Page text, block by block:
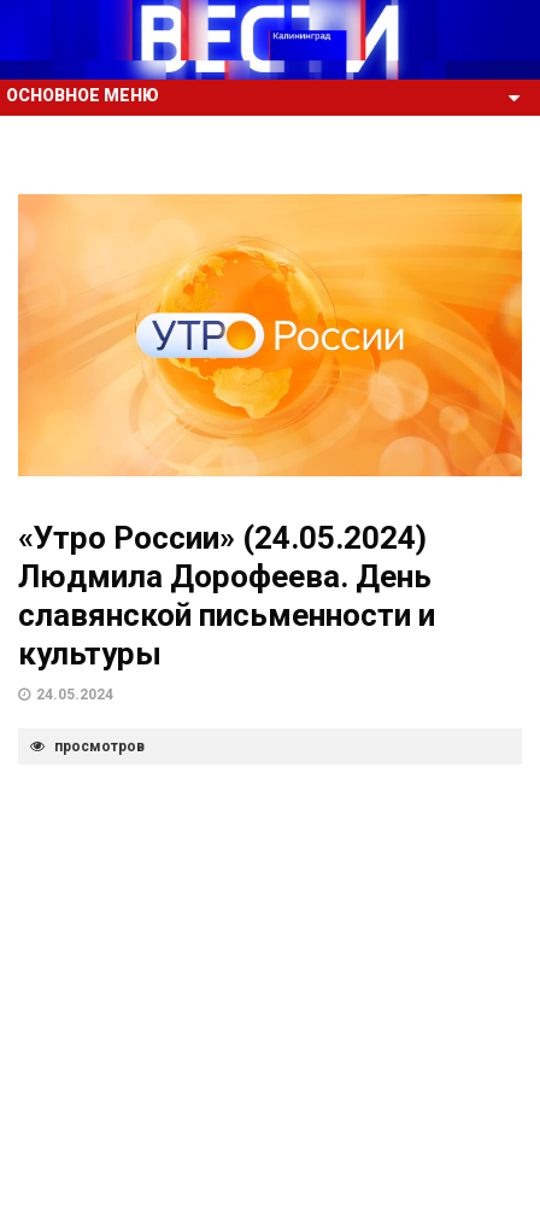
ОСНОВНОЕ МЕНЮ
«Утро России» (24.05.2024)
Людмила Дорофеева. День
славянской письменности и
культуры
24.05.2024
просмотров